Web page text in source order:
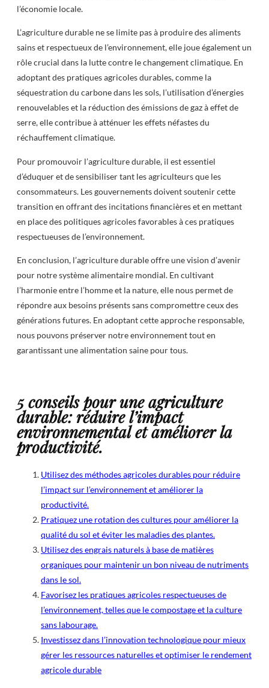
l’économie locale.
L’agriculture durable ne se limite pas à produire des aliments
sains et respectueux de l’environnement, elle joue également un
rôle crucial dans la lutte contre le changement climatique. En
adoptant des pratiques agricoles durables, comme la
séquestration du carbone dans les sols, l’utilisation d’énergies
renouvelables et la réduction des émissions de gaz à effet de
serre, elle contribue à atténuer les effets néfastes du
réchauffement climatique.
Pour promouvoir l’agriculture durable, il est essentiel
d’éduquer et de sensibiliser tant les agriculteurs que les
consommateurs. Les gouvernements doivent soutenir cette
transition en offrant des incitations financières et en mettant
en place des politiques agricoles favorables à ces pratiques
respectueuses de l’environnement.
En conclusion, l’agriculture durable offre une vision d’avenir
pour notre système alimentaire mondial. En cultivant
l’harmonie entre l’homme et la nature, elle nous permet de
répondre aux besoins présents sans compromettre ceux des
générations futures. En adoptant cette approche responsable,
nous pouvons préserver notre environnement tout en
garantissant une alimentation saine pour tous.
5 conseils pour une agriculture
durable: réduire l’impact
environnemental et améliorer la
productivité.
Utilisez des méthodes agricoles durables pour réduire
l’impact sur l’environnement et améliorer la
productivité.
Pratiquez une rotation des cultures pour améliorer la
qualité du sol et éviter les maladies des plantes.
Utilisez des engrais naturels à base de matières
organiques pour maintenir un bon niveau de nutriments
dans le sol.
Favorisez les pratiques agricoles respectueuses de
l’environnement, telles que le compostage et la culture
sans labourage.
Investissez dans l’innovation technologique pour mieux
gérer les ressources naturelles et optimiser le rendement
agricole durable